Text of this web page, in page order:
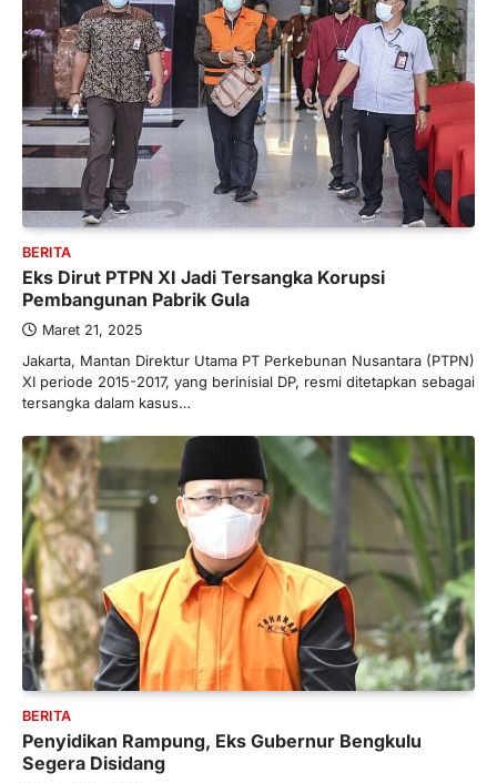
BERITA
Eks Dirut PTPN XI Jadi Tersangka Korupsi
Pembangunan Pabrik Gula
Maret 21, 2025
Jakarta, Mantan Direktur Utama PT Perkebunan Nusantara (PTPN)
XI periode 2015-2017, yang berinisial DP, resmi ditetapkan sebagai
tersangka dalam kasus…
BERITA
Penyidikan Rampung, Eks Gubernur Bengkulu
Segera Disidang